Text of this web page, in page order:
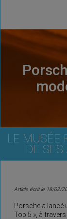
LE MUSÉE
DE
Article écrit le 18/02/
Porsche a lancé
Top 5 », à